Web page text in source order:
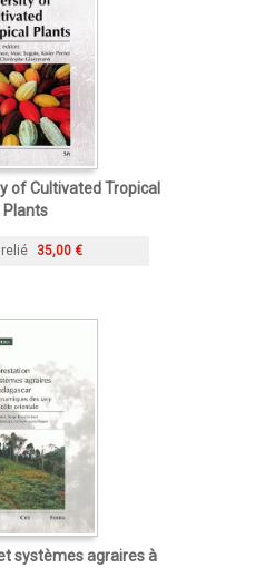
of Cultivated Tropical
Plants
relié 35,00 €
systèmes agraires à